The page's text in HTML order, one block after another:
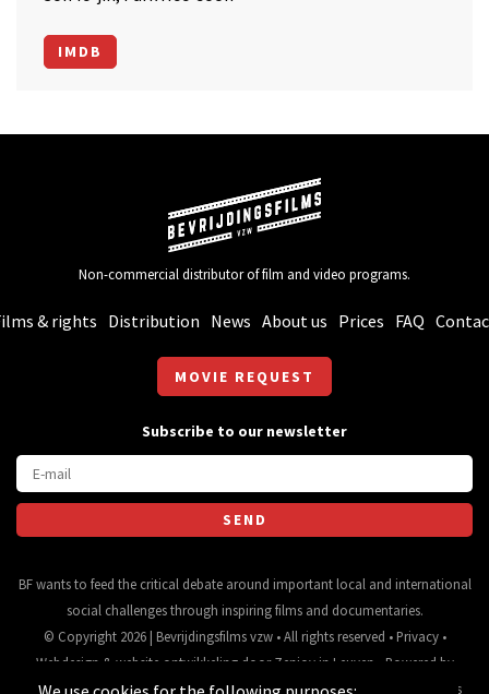
IMDB
Non-commercial distributor of film and video programs.
& rights Distribution News About us Prices FAQ
MOVIE REQUEST
Subscribe to our newsletter
BF wants to feed the critical debate around important local and international
social challenges through inspiring films and documentaries.
© Copyright 2026 | Bevrijdingsfilms vzw • All rights reserved • Privacy•
Webdesign & website ontwikkelingdoorZenjoy in Leuven • Powered by
Nimbu. Source for movie data and images: General terms